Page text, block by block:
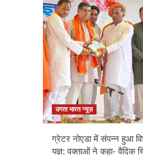
उगता भारत न्यूज़
ग्रेटर नोएडा में संपन्न हुआ
यज्ञ: वक्ताओं ने कहा- वैदिक